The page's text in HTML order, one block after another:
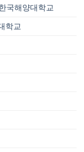
국해양대학교
학교